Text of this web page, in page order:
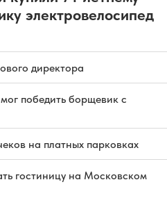
электровелосипед
директора
победить борщевик с
на платных парковках
гостиницу на Московском